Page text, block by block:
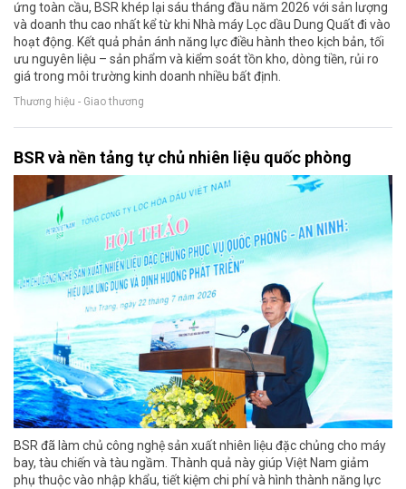
ứng toàn cầu, BSR khép lại sáu tháng đầu năm 2026 với sản lượng
và doanh thu cao nhất kể từ khi Nhà máy Lọc dầu Dung Quất đi vào
hoạt động. Kết quả phản ánh năng lực điều hành theo kịch bản, tối
ưu nguyên liệu – sản phẩm và kiểm soát tồn kho, dòng tiền, rủi ro
giá trong môi trường kinh doanh nhiều bất định.
Thương hiệu - Giao thương
BSR và nền tảng tự chủ nhiên liệu quốc phòng
BSR đã làm chủ công nghệ sản xuất nhiên liệu đặc chủng cho máy
bay, tàu chiến và tàu ngầm. Thành quả này giúp Việt Nam giảm
phụ thuộc vào nhập khẩu, tiết kiệm chi phí và hình thành năng lực